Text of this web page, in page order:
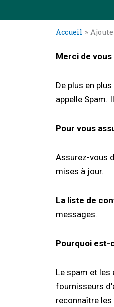
Accueil »
Merci de
De plus en
appelle Spam.
Pour vous
Assurez-vous
mises à jour.
La liste de
messages.
Pourquoi est-
Le spam et les
fournisseurs
reconnaître